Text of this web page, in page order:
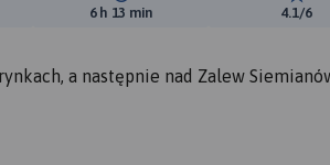
Średni czas potrzebny na
6 h 13 min 4.1/6
a następnie nad Zalew